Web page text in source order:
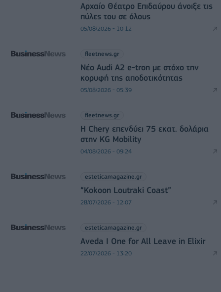
Αρχαίο Θέατρο Επιδαύρου άνοιξε τις
πύλες του σε όλους
05/08/2026 - 10:12
fleetnews.gr
Νέο Audi A2 e-tron με στόχο την
κορυφή της αποδοτικότητας
05/08/2026 - 05:39
fleetnews.gr
Η Chery επενδύει 75 εκατ. δολάρια
στην KG Mobility
04/08/2026 - 09:24
esteticamagazine.gr
“Kokoon Loutraki Coast”
28/07/2026 - 12:07
esteticamagazine.gr
Aveda I One for All Leave in Elixir
22/07/2026 - 13:20